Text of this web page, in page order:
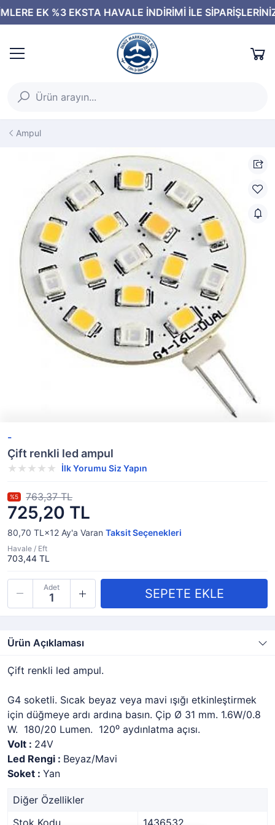
Ampul
-
Çift renkli led ampul
İlk Yorumu Siz Yapın
725,20 TL
%5 763,37 TL
80,70 TL×12 Ay'a Varan Taksit Seçenekleri
Havale / Eft
703,44 TL
Adet
Ürün Açıklaması
Çift renkli led ampul.
G4 soketli. Sıcak beyaz veya mavi ışığı etkinleştirmek
için düğmeye ardı ardına basın. Çip Ø 31 mm. 1.6W/0.8
W. 180/20 Lumen. 120⁰ aydınlatma açısı.
Volt : 24V
Led Rengi : Beyaz/Mavi
Soket : Yan
Diğer Özellikler
Stok Kodu
1436532